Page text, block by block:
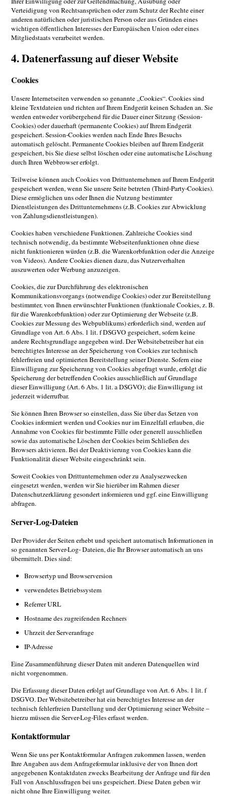
Verteidigung von Rechtsansprüchen oder zum Schutz der Rechte einer
anderen natürlichen oder juristischen Person oder aus Gründen eines
wichtigen öffentlichen Interesses der Europäischen Union oder eines
Mitgliedstaats verarbeitet werden.
4. Datenerfassung auf dieser Website
Cookies
Unsere Internetseiten verwenden so genannte „Cookies“. Cookies sind
kleine Textdateien und richten auf Ihrem Endgerät keinen Schaden an. Sie
werden entweder vorübergehend für die Dauer einer Sitzung (Session-
Cookies) oder dauerhaft (permanente Cookies) auf Ihrem Endgerät
gespeichert. Session-Cookies werden nach Ende Ihres Besuchs
automatisch gelöscht. Permanente Cookies bleiben auf Ihrem Endgerät
gespeichert, bis Sie diese selbst löschen oder eine automatische Löschung
durch Ihren Webbrowser erfolgt.
Teilweise können auch Cookies von Drittunternehmen auf Ihrem Endgerät
gespeichert werden, wenn Sie unsere Seite betreten (Third-Party-Cookies).
Diese ermöglichen uns oder Ihnen die Nutzung bestimmter
Dienstleistungen des Drittunternehmens (z.B. Cookies zur Abwicklung
von Zahlungsdienstleistungen).
Cookies haben verschiedene Funktionen. Zahlreiche Cookies sind
technisch notwendig, da bestimmte Webseitenfunktionen ohne diese
nicht funktionieren würden (z.B. die Warenkorbfunktion oder die Anzeige
von Videos). Andere Cookies dienen dazu, das Nutzerverhalten
auszuwerten oder Werbung anzuzeigen.
Cookies, die zur Durchführung des elektronischen
Kommunikationsvorgangs (notwendige Cookies) oder zur Bereitstellung
bestimmter, von Ihnen erwünschter Funktionen (funktionale Cookies, z. B.
für die Warenkorbfunktion) oder zur Optimierung der Webseite (z.B.
Cookies zur Messung des Webpublikums) erforderlich sind, werden auf
Grundlage von Art. 6 Abs. 1 lit. f DSGVO gespeichert, sofern keine
andere Rechtsgrundlage angegeben wird. Der Websitebetreiber hat ein
berechtigtes Interesse an der Speicherung von Cookies zur technisch
fehlerfreien und optimierten Bereitstellung seiner Dienste. Sofern eine
Einwilligung zur Speicherung von Cookies abgefragt wurde, erfolgt die
Speicherung der betreffenden Cookies ausschließlich auf Grundlage
dieser Einwilligung (Art. 6 Abs. 1 lit. a DSGVO); die Einwilligung ist
jederzeit widerrufbar.
Sie können Ihren Browser so einstellen, dass Sie über das Setzen von
Cookies informiert werden und Cookies nur im Einzelfall erlauben, die
Annahme von Cookies für bestimmte Fälle oder generell ausschließen
sowie das automatische Löschen der Cookies beim Schließen des
Browsers aktivieren. Bei der Deaktivierung von Cookies kann die
Funktionalität dieser Website eingeschränkt sein.
Soweit Cookies von Drittunternehmen oder zu Analysezwecken
eingesetzt werden, werden wir Sie hierüber im Rahmen dieser
Datenschutzerklärung gesondert informieren und ggf. eine Einwilligung
abfragen.
Server-Log-Dateien
Der Provider der Seiten erhebt und speichert automatisch Informationen in
so genannten Server-Log- Dateien, die Ihr Browser automatisch an uns
übermittelt. Dies sind:
Browsertyp und Browserversion
verwendetes Betriebssystem
Referrer URL
Hostname des zugreifenden Rechners
Uhrzeit der Serveranfrage
IP-Adresse
Eine Zusammenführung dieser Daten mit anderen Datenquellen wird
nicht vorgenommen.
Die Erfassung dieser Daten erfolgt auf Grundlage von Art. 6 Abs. 1 lit. f
DSGVO. Der Websitebetreiber hat ein berechtigtes Interesse an der
technisch fehlerfreien Darstellung und der Optimierung seiner Website –
hierzu müssen die Server-Log-Files erfasst werden.
Kontaktformular
Wenn Sie uns per Kontaktformular Anfragen zukommen lassen, werden
Ihre Angaben aus dem Anfrageformular inklusive der von Ihnen dort
angegebenen Kontaktdaten zwecks Bearbeitung der Anfrage und für den
Fall von Anschlussfragen bei uns gespeichert. Diese Daten geben wir
nicht ohne Ihre Einwilligung weiter.